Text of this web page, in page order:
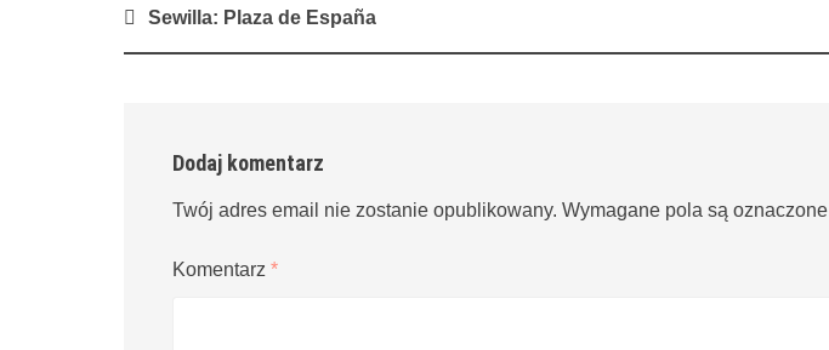
PostSewilla: Plaza de España
Dodaj komentarz
Twój adres email nie zostanie opublikowany. Wymagane pola są oznaczone
Komentarz *